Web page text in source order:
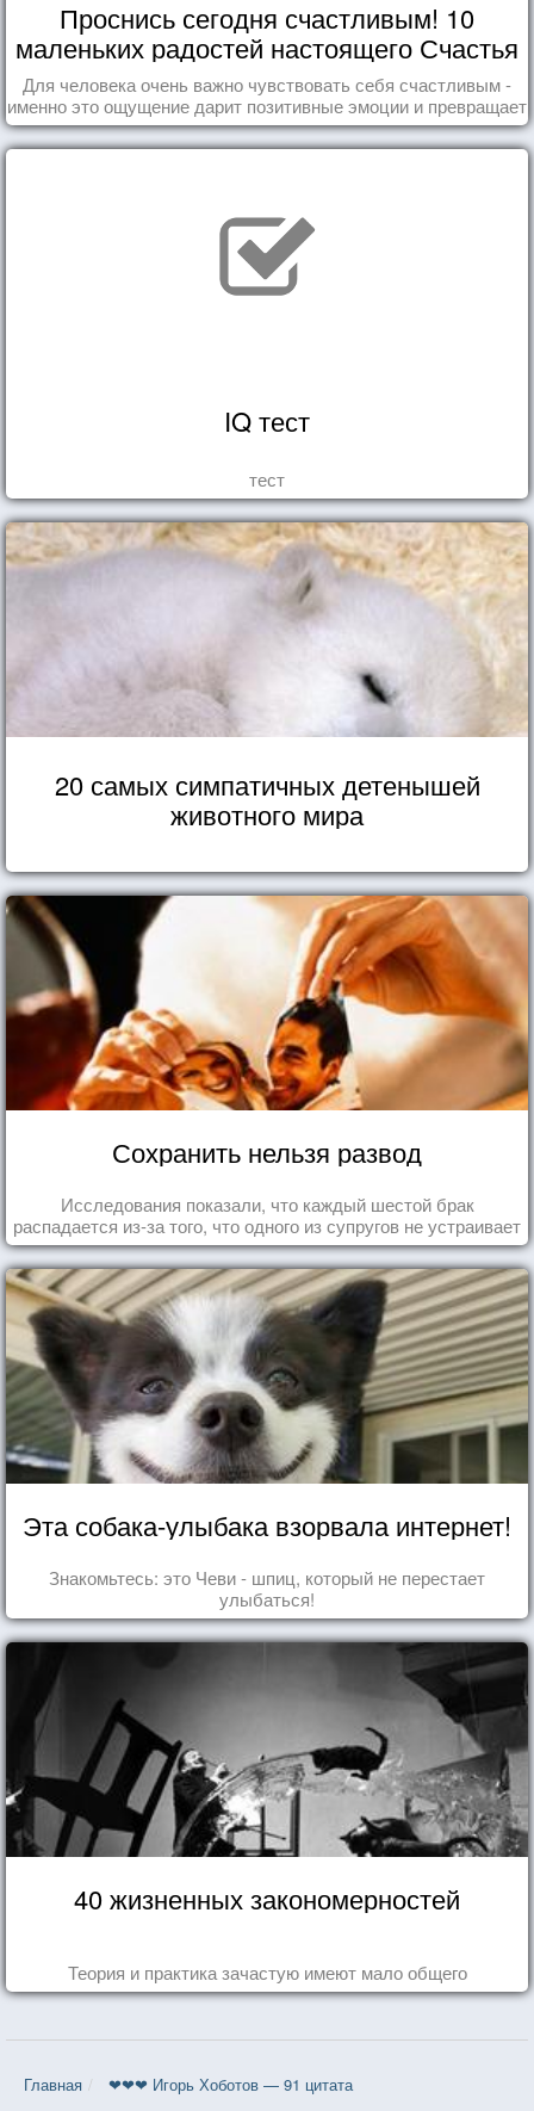
Проснись сегодня счастливым! 10
маленьких радостей настоящего Счастья
Для человека очень важно чувствовать себя счастливым -
именно это ощущение дарит позитивные эмоции и превращает
каждый день в маленький праздник.
IQ тест
тест
20 самых симпатичных детенышей
животного мира
Сохранить нельзя развод
Исследования показали, что каждый шестой брак
распадается из-за того, что одного из супругов не устраивает
та роль, которая выпала ему в семье.
Эта собака-улыбака взорвала интернет!
Знакомьтесь: это Чеви - шпиц, который не перестает
улыбаться!
40 жизненных закономерностей
Теория и практика зачастую имеют мало общего
Главная ❤❤❤ Игорь Хоботов — 91 цитата